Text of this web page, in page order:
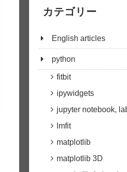
カテゴリー
English articles
python
fitbit
ipywidgets
jupyter notebook,
lmfit
matplotlib
matplotlib 3D